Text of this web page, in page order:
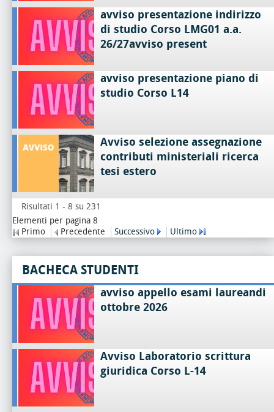
avviso presentazione indirizzo
di studio Corso LMG01 a.a.
26/27avviso present
avviso presentazione piano di
studio Corso L14
Avviso selezione assegnazione
contributi ministeriali ricerca
tesi estero
Risultati 1 - 8 su 231
Elementi per pagina 8
Primo
Precedente Successivo Ultimo
BACHECA STUDENTI
avviso appello esami laureandi
ottobre 2026
Avviso Laboratorio scrittura
giuridica Corso L-14